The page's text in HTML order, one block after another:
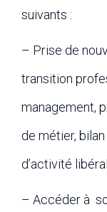
suivants :
– Prise de
transition
management,
de métier,
d’activité
– Accéder à